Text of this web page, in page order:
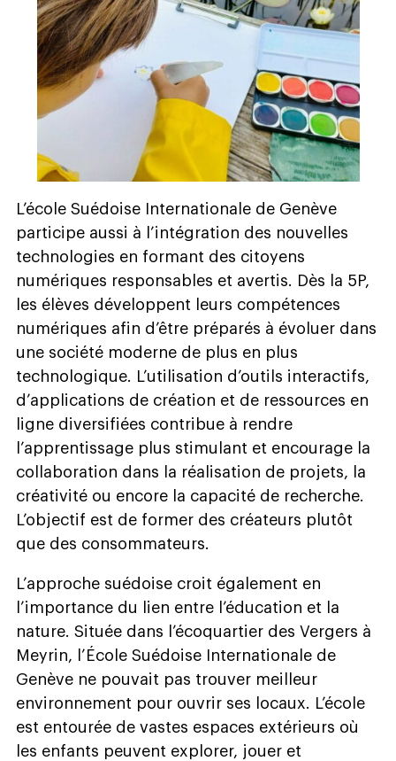
L’école Suédoise Internationale de Genève
participe aussi à l’intégration des nouvelles
technologies en formant des citoyens
numériques responsables et avertis. Dès la 5P,
les élèves développent leurs compétences
numériques afin d’être préparés à évoluer dans
une société moderne de plus en plus
technologique. L’utilisation d’outils interactifs,
d’applications de création et de ressources en
ligne diversifiées contribue à rendre
l’apprentissage plus stimulant et encourage la
collaboration dans la réalisation de projets, la
créativité ou encore la capacité de recherche.
L’objectif est de former des créateurs plutôt
que des consommateurs.
L’approche suédoise croit également en
l’importance du lien entre l’éducation et la
nature. Située dans l’écoquartier des Vergers à
Meyrin, l’École Suédoise Internationale de
Genève ne pouvait pas trouver meilleur
environnement pour ouvrir ses locaux. L’école
est entourée de vastes espaces extérieurs où
les enfants peuvent explorer, jouer et